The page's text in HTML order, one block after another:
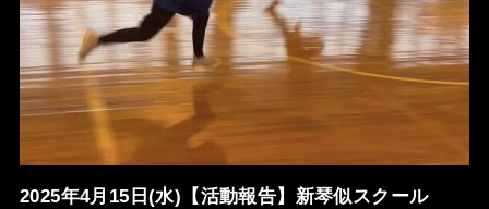
2025年4月15日(水)【活動報告】新琴似スクール